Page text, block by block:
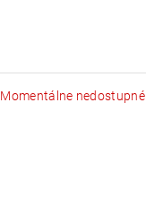
Momentálne nedostupné